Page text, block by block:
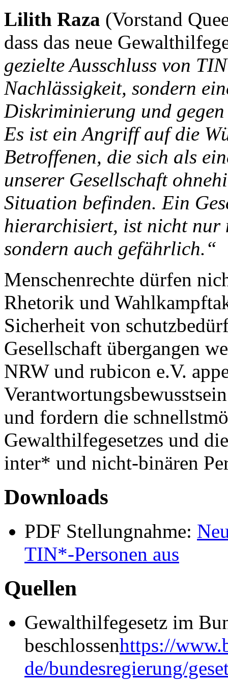
Lilith Raza (Vorstand
dass das neue
gezielte Ausschluss von
Nachlässigkeit, sondern
Diskriminierung und gegen
Es ist ein Angriff auf die
Betroffenen, die sich als
unserer Gesellschaft
Situation befinden. Ein
hierarchisiert, ist nicht nur
sondern auch gefährlich.“
Menschenrechte dürfen
Rhetorik und
Sicherheit von
Gesellschaft übergangen
NRW und rubicon e.V.
und fordern die
Gewalthilfegesetzes und
inter* und nicht-binären
Downloads
PDF Stellungnahme:
TIN*-Personen aus
Quellen
Gewalthilfegesetz im
beschlossenhttps://
de/bundesregierung/